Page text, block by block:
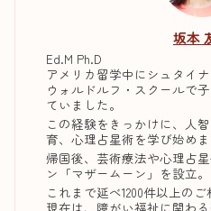
坂本
Ed.M Ph.D
アメリカ留学中にシュタイ
ウォルドルフ・スクールで
ていました。
この経験をきっかけに、人
育、心理占星術を学び始めま
帰国後、芸術療法や心理占
ン「マザームーン」を設立。
これまで延べ1200件以上の